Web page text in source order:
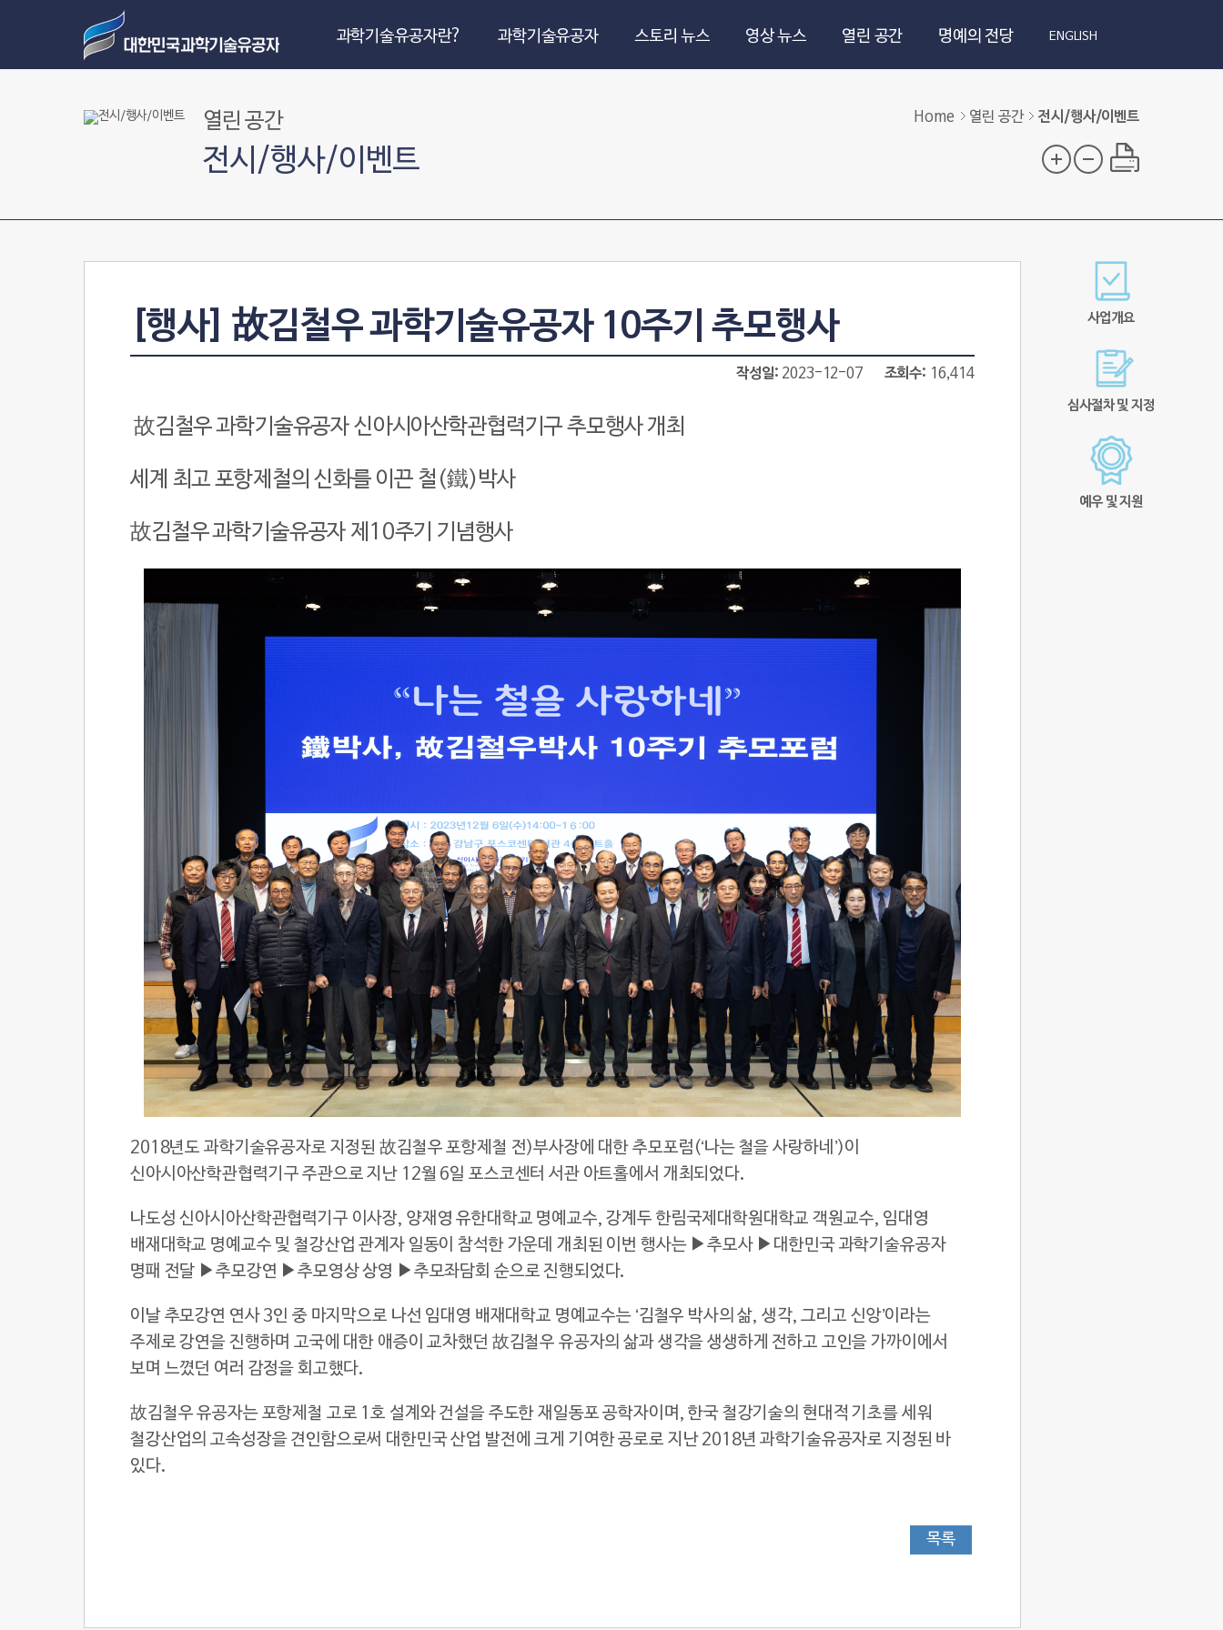
과학기술유공자란? 과학기술유공자 스토리 뉴스 영상 뉴스 열린 공간 명예의 전당 ENGLISH
Home 열린 공간 전시/행사/이벤트
열린 공간
전시/행사/이벤트
[행사] 故김철우 과학기술유공자 10주기 추모행사
작성일 2023-12-07 조회수 16,414
故김철우 과학기술유공자 신아시아산학관협력기구 추모행사 개최
세계 최고 포항제철의 신화를 이끈 철(鐵)박사
故김철우 과학기술유공자 제10주기 기념행사
2018년도 과학기술유공자로 지정된 故김철우 포항제철 전)부사장에 대한 추모포럼(‘나는 철을 사랑하네’)이
신아시아산학관협력기구 주관으로 지난 12월 6일 포스코센터 서관 아트홀에서 개최되었다.
나도성 신아시아산학관협력기구 이사장, 양재영 유한대학교 명예교수, 강계두 한림국제대학원대학교 객원교수, 임대영
배재대학교 명예교수 및 철강산업 관계자 일동이 참석한 가운데 개최된 이번 행사는 ▶추모사 ▶대한민국 과학기술유공자
명패 전달 ▶추모강연 ▶추모영상 상영 ▶추모좌담회 순으로 진행되었다.
이날 추모강연 연사 3인 중 마지막으로 나선 임대영 배재대학교 명예교수는 ‘김철우 박사의 삶, 생각, 그리고 신앙’이라는
주제로 강연을 진행하며 고국에 대한 애증이 교차했던 故김철우 유공자의 삶과 생각을 생생하게 전하고 고인을 가까이에서
보며 느꼈던 여러 감정을 회고했다.
故김철우 유공자는 포항제철 고로 1호 설계와 건설을 주도한 재일동포 공학자이며, 한국 철강기술의 현대적 기초를 세워
철강산업의 고속성장을 견인함으로써 대한민국 산업 발전에 크게 기여한 공로로 지난 2018년 과학기술유공자로 지정된 바
있다.
목록
사업개요
심사절차 및 지정
예우 및 지원